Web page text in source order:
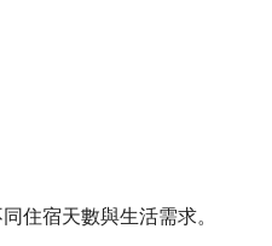
至酒店。接駁需提前預約，
住宿天數與生活需求。